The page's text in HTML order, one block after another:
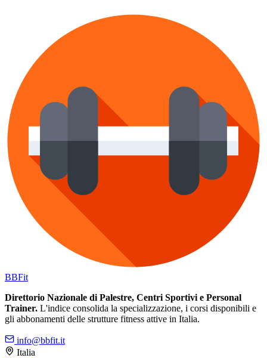
BBFit
Direttorio Nazionale di Palestre, Centri Sportivi e Personal
Trainer. L'indice consolida la specializzazione, i corsi disponibili e
gli abbonamenti delle strutture fitness attive in Italia.
info@bbfit.it
Italia